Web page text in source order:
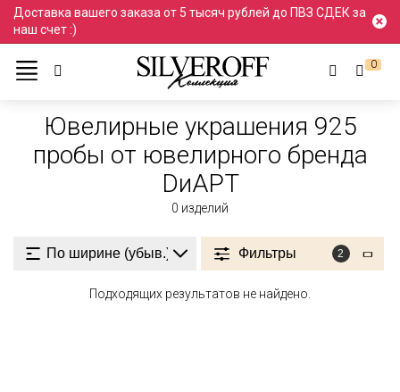
Доставка вашего заказа от 5 тысяч рублей до ПВЗ СДЕК за
наш счет :)
0
Ювелирные украшения
Проба 925 925 пробы
Ювелирные украшения 925
пробы от ювелирного бренда
DиАРТ
0 изделий
Фильтры 2
Подходящих результатов не найдено.